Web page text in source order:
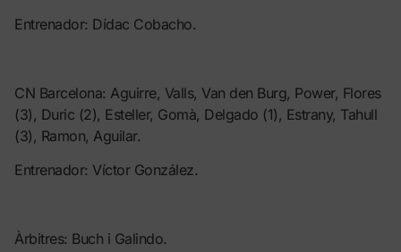
Entrenador: Dídac Cobacho.
CN Barcelona: Aguirre, Valls, Van den Burg, Power, Flores
(3), Duric (2), Esteller, Gomà, Delgado (1), Estrany, Tahull
(3), Ramon, Aguilar.
Entrenador: Víctor González.
Àrbitres: Buch i Galindo.